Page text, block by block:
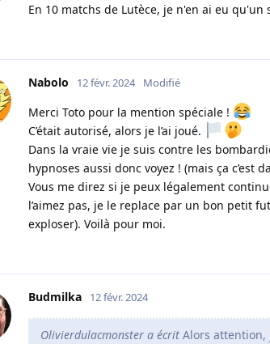
En 10 matchs de Lutèce, je n'en ai eu
Nabolo 12 févr. 2024 Modifié
Merci Toto pour la mention spéciale !
C’était autorisé, alors je l’ai joué.
Dans la vraie vie je suis contre les
hypnoses aussi donc voyez ! (mais ça c’est
Vous me direz si je peux légalement
l’aimez pas, je le replace par un bon petit
exploser). Voilà pour moi.
Budmilka 12 févr. 2024
Olivierdulacmonster a écrit Alors attention,